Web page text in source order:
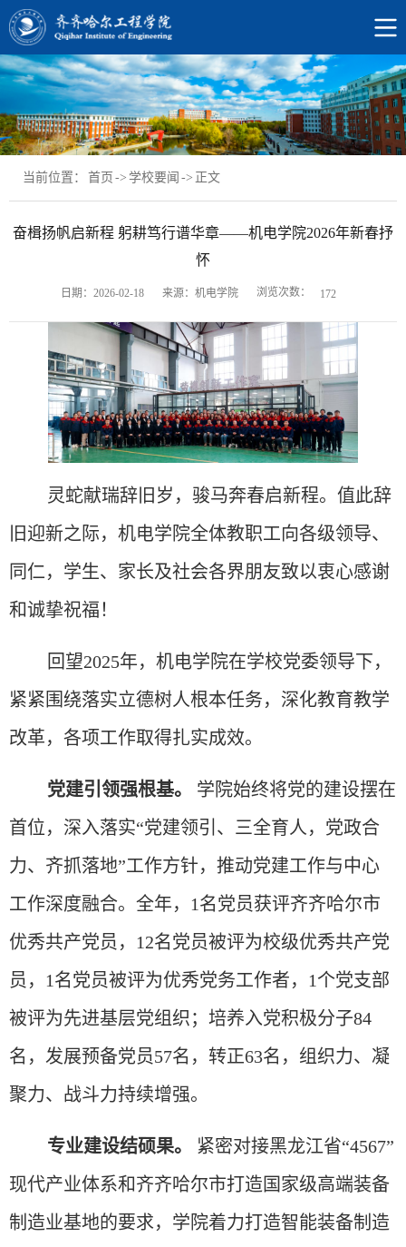
当前位置： 首页 -> 学校要闻 -> 正文
奋楫扬帆启新程 躬耕笃行谱华章​——机电学院2026年新春抒
怀
日期：2026-02-18 来源：机电学院 浏览次数： 172
灵蛇献瑞辞旧岁，骏马奔春启新程。值此辞
旧迎新之际，机电学院全体教职工向各级领导、
同仁，学生、家长及社会各界朋友致以衷心感谢
和诚挚祝福！
回望2025年，机电学院在学校党委领导下，
紧紧围绕落实立德树人根本任务，深化教育教学
改革，各项工作取得扎实成效。
党建引领强根基。
学院始终将党的建设摆在
首位，深入落实“党建领引、三全育人，党政合
力、齐抓落地”工作方针，推动党建工作与中心
工作深度融合。全年，1名党员获评齐齐哈尔市
优秀共产党员，12名党员被评为校级优秀共产党
员，1名党员被评为优秀党务工作者，1个党支部
被评为先进基层党组织；培养入党积极分子84
名，发展预备党员57名，转正63名，组织力、凝
聚力、战斗力持续增强。
专业建设结硕果。 紧密对接黑龙江省“4567”
现代产业体系和齐齐哈尔市打造国家级高端装备
制造业基地的要求，学院着力打造智能装备制造